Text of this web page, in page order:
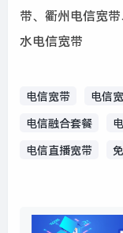
带、衢州电信宽
水电信宽带
电信宽带 电信
电信融合套餐
电信直播宽带